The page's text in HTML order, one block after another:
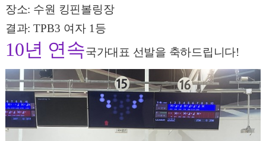
장소: 수원 킹핀볼링장
결과: TPB3 여자 1 등
10년 연속국가대표 선발을 축하드립니다!